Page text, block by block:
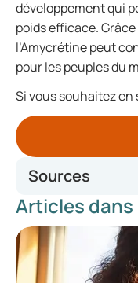
développement qui
poids efficace.
l’Amycrétine peut
pour les peuples du
Si vous souhaitez en
Sources
https://
pharmaceuticals/
experimental-
08/
Articles